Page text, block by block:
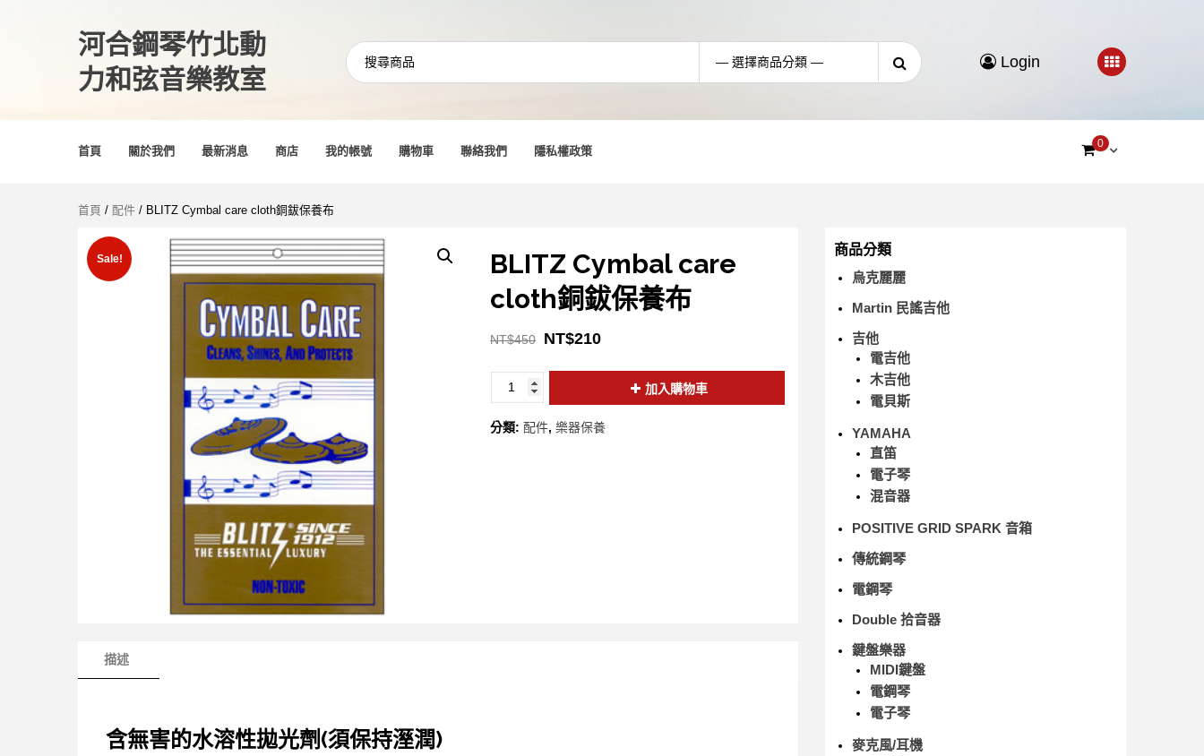
河合鋼琴竹北動
力和弦音樂教室
Login
首頁 關於我們 最新消息 商店 我的帳號 購物車 聯絡我們 隱私權政策
0
首頁 / 配件 / BLITZ Cymbal care cloth銅鈸保養布
Sale!
BLITZ Cymbal care
cloth銅鈸保養布
NT$450 NT$210
加入購物車
分類:配件,樂器保養
描述
含無害的水溶性拋光劑(須保持溼潤)
商品分類
烏克麗麗
Martin 民謠吉他
吉他
電吉他
木吉他
電貝斯
YAMAHA
直笛
電子琴
混音器
POSITIVE GRID SPARK 音箱
傳統鋼琴
電鋼琴
Double 拾音器
鍵盤樂器
MIDI鍵盤
電鋼琴
電子琴
麥克風/耳機